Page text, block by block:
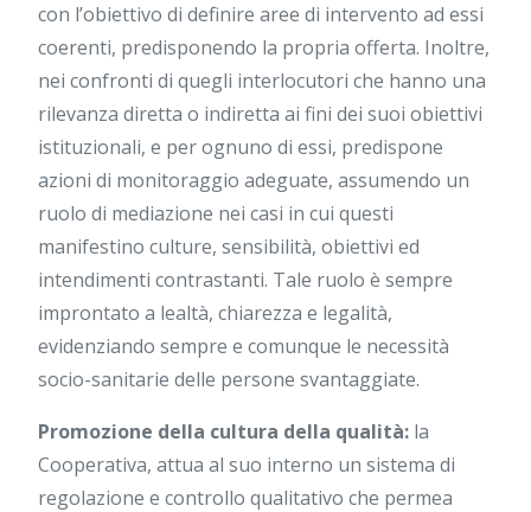
con l’obiettivo di definire aree di intervento ad essi
coerenti, predisponendo la propria offerta. Inoltre,
nei confronti di quegli interlocutori che hanno una
rilevanza diretta o indiretta ai fini dei suoi obiettivi
istituzionali, e per ognuno di essi, predispone
azioni di monitoraggio adeguate, assumendo un
ruolo di mediazione nei casi in cui questi
manifestino culture, sensibilità, obiettivi ed
intendimenti contrastanti. Tale ruolo è sempre
improntato a lealtà, chiarezza e legalità,
evidenziando sempre e comunque le necessità
socio-sanitarie delle persone svantaggiate.
Promozione della cultura della qualità: la
Cooperativa, attua al suo interno un sistema di
regolazione e controllo qualitativo che permea